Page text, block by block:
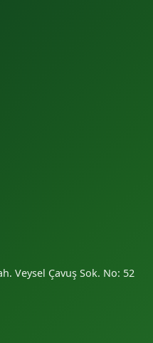
Veysel Çavuş Sok. No: 52